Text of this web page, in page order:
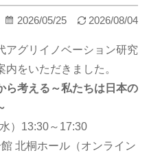
2026/05/25 2026/08/04
アグリイノベーション研究
をいただきました。
ら考える～私たちは日本の
）13:30～17:30
北桐ホール（オンライン